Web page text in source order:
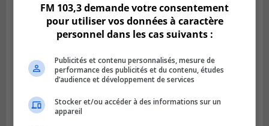
Publié le 6 août 2026 à 16h00
Un Québécois parmi l’élite du soccer
mondial
FM 103,3 demande votre consentement
pour utiliser vos données à caractère
personnel dans les cas suivants :
Publicités et contenu personnalisés, mesure de
performance des publicités et du contenu, études
d’audience et développement de services
Stocker et/ou accéder à des informations sur un
appareil